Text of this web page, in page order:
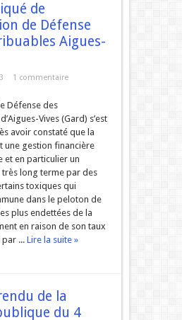
de
de Défense
Aigues-
1 commentaire
Défense des
Vives (Gard) s’est
avoir constaté que la
une gestion financière
et en particulier un
long terme par des
toxiques qui
dans le peloton de
plus endettées de la
en raison de son taux
par ...Lire la suite »
de la
du 4